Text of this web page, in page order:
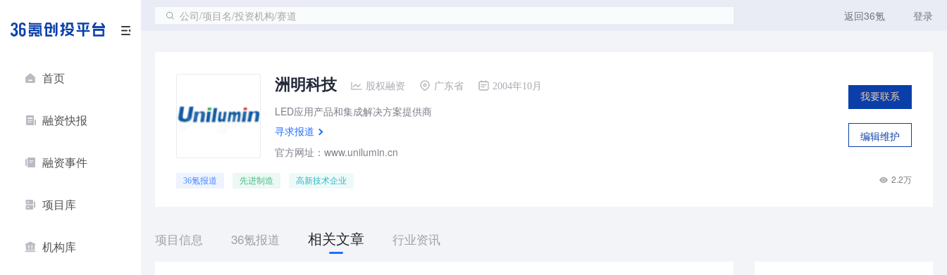
首页
融资快报
融资事件
项目库
机构库
公司/项目名/投资机构/赛道 返回36氪 登录
洲明科技 股权融资 广东省 2004年10月
LED应用产品和集成解决方案提供商
寻求报道
官方网址：www.unilumin.cn
我要联系
编辑维护
36氪报道 先进制造 高新技术企业 2.2万
项目信息 36氪报道 相关文章 行业资讯